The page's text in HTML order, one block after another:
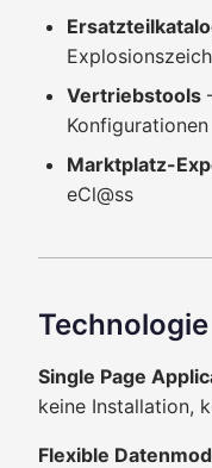
Vertriebstools
Konfigurationen
Marktplatz-
eCl@ss
Technologie
Single Page
keine Installation,
Flexible